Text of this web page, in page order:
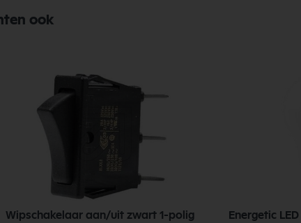
ook
Wipschakelaar aan/uit zwart 1-polig
Energetic